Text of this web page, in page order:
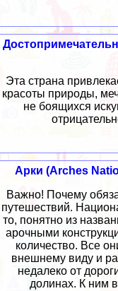
Эта страна
красоты природы,
не боящихся
Арки (Arches
Важно! Почему
путешествий.
то, понятно из
арочными
количество. Все
внешнему виду и
недалеко от
долинах. К ним